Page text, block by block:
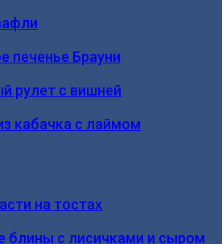
печенье Брауни
рулет с вишней
кабачка с лаймом
на тостах
блины с лисичками и сыром